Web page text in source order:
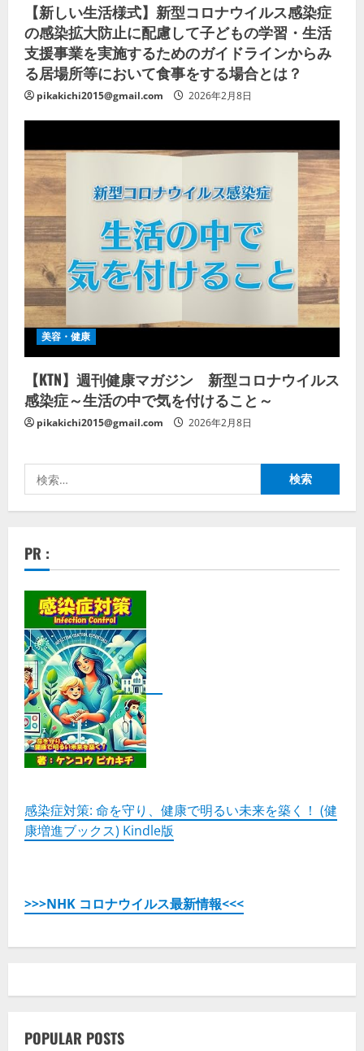
【新しい生活様式】新型コロナウイルス感染症
の感染拡大防止に配慮して子どもの学習・生活
支援事業を実施するためのガイドラインからみ
る居場所等において食事をする場合とは？
pikakichi2015@gmail.com 2026年2月8日
美容・健康
【KTN】週刊健康マガジン 新型コロナウイルス
感染症～生活の中で気を付けること～
pikakichi2015@gmail.com 2026年2月8日
索:
PR :
感染症対策: 命を守り、健康で明るい未来を築く！ (健
康増進ブックス) Kindle版
>>>NHK コロナウイルス最新情報<<<
POPULAR POSTS